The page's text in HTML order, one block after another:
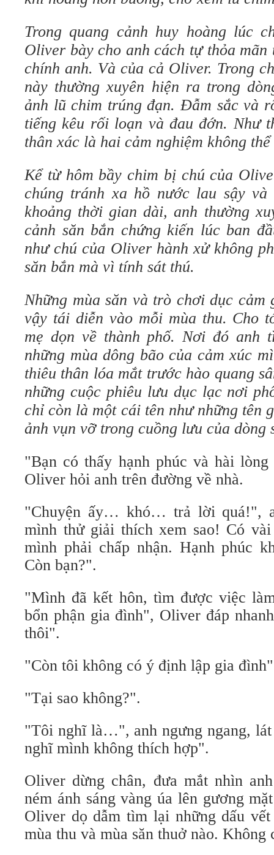
Trong quang cảnh huy hoàng lúc
Oliver bày cho anh cách tự thỏa mãn
chính anh. Và của cả Oliver. Trong
này thường xuyên hiện ra trong
ảnh lũ chim trúng đạn. Đẫm sắc và
tiếng kêu rối loạn và đau đớn. Như
thân xác là hai cảm nghiệm không
Kể từ hôm bầy chim bị chú của
chúng tránh xa hồ nước lau sậy
khoảng thời gian dài, anh thường
cảnh săn bắn chứng kiến lúc ban
như chú của Oliver hành xử không
săn bắn mà vì tính sát thú.
Những mùa săn và trò chơi dục
vậy tái diễn vào mỗi mùa thu. Cho
mẹ dọn về thành phố. Nơi đó anh
những mùa dông bão của cảm xúc
thiêu thân lóa mắt trước hào quang
những cuộc phiêu lưu dục lạc nơi
chỉ còn là một cái tên như những tên
ảnh vụn vỡ trong cuồng lưu của dòng
"Bạn có thấy hạnh phúc và hài
Oliver hỏi anh trên đường về nhà.
"Chuyện ấy… khó… trả lời quá!",
mình thử giải thích xem sao! Có
mình phải chấp nhận. Hạnh phúc
Còn bạn?".
"Mình đã kết hôn, tìm được việc
bổn phận gia đình", Oliver đáp
thôi".
"Còn tôi không có ý định lập gia
"Tại sao không?".
"Tôi nghĩ là…", anh ngưng ngang,
nghĩ mình không thích hợp".
Oliver dừng chân, đưa mắt nhìn
ném ánh sáng vàng úa lên gương
Oliver dọ dẫm tìm lại những dấu vết
mùa thu và mùa săn thuở nào. Không